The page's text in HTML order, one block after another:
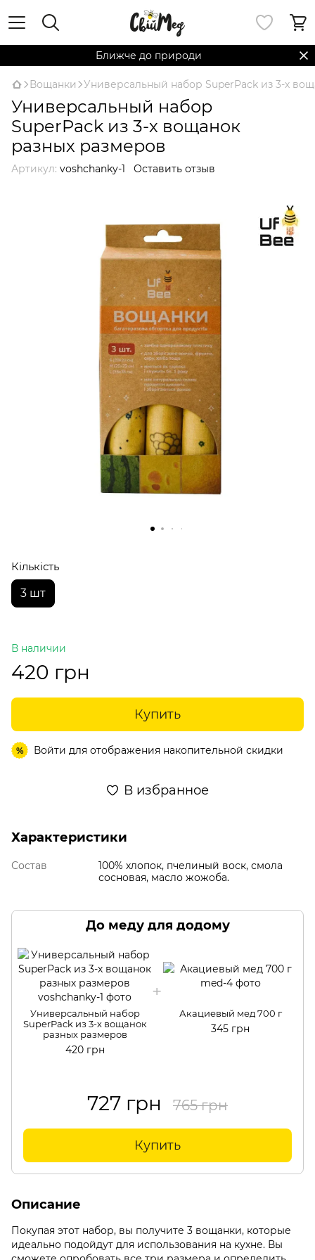
Ближче до природи
Вощанки Универсальный набор SuperPack из 3-х
Универсальный набор
SuperPack из 3-х вощанок
разных размеров
Артикул: voshchanky-1 Оставить отзыв
Кількість
3 шт
В наличии
420 грн
Купить
% Войти для отображения накопительной скидки
В избранное
Характеристики
Состав
100% хлопок, пчелиный воск, смола
сосновая, масло жожоба.
До меду для додому
Универсальный набор
SuperPack из 3-х вощанок
разных размеров
420 грн
Акациевый мед 700 г
345 грн
727 грн 765 грн
Купить
Описание
Покупая этот набор, вы получите 3 вощанки, которые
идеально подойдут для использования на кухне. Вы